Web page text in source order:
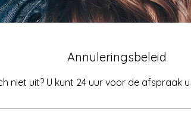
Annuleringsbeleid
niet uit? U kunt 24 uur voor de afspraak